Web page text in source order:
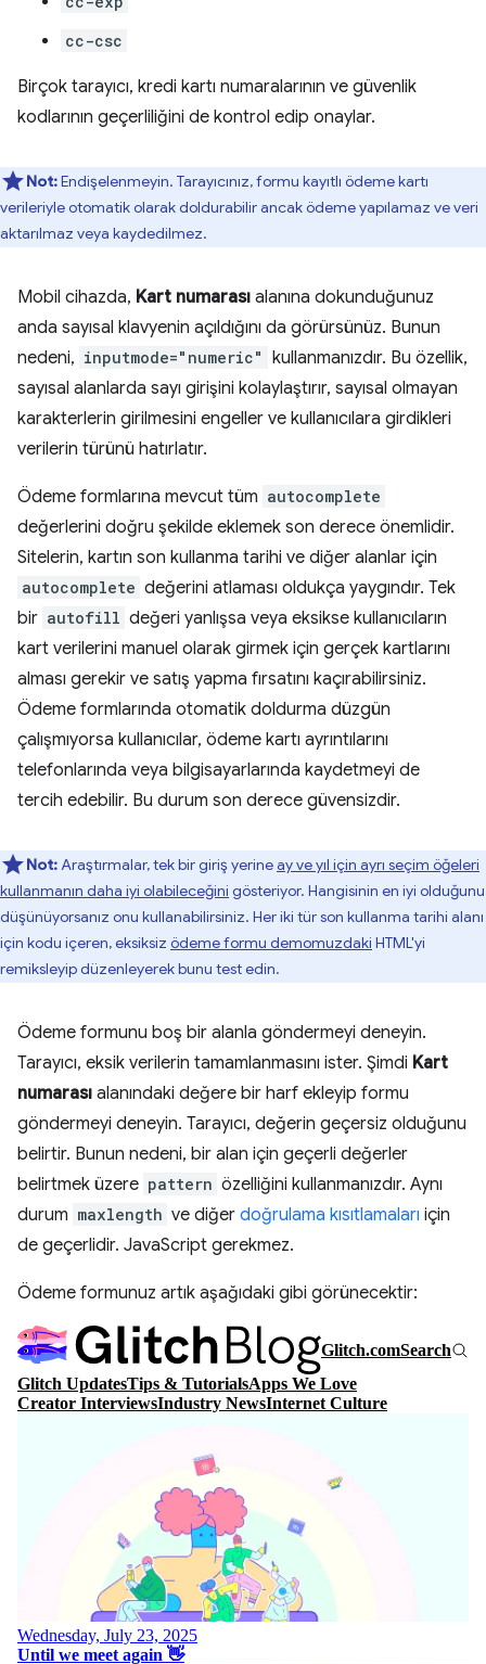
cc-csc
Birçok tarayıcı, kredi kartı numaralarının ve güvenlik
kodlarının geçerliliğini de kontrol edip onaylar.
Not:Endişelenmeyin. Tarayıcınız, formu kayıtlı ödeme kartı
verileriyle otomatik olarak doldurabilir ancak ödeme yapılamaz ve veri
aktarılmaz veya kaydedilmez.
Mobil cihazda, Kart numarası alanına dokunduğunuz
anda sayısal klavyenin açıldığını da görürsünüz. Bunun
nedeni, inputmode="numeric" kullanmanızdır. Bu özellik,
sayısal alanlarda sayı girişini kolaylaştırır, sayısal olmayan
karakterlerin girilmesini engeller ve kullanıcılara girdikleri
verilerin türünü hatırlatır.
Ödeme formlarına mevcut tüm autocomplete
değerlerini doğru şekilde eklemek son derece önemlidir.
Sitelerin, kartın son kullanma tarihi ve diğer alanlar için
autocomplete değerini atlaması oldukça yaygındır. Tek
bir autofill değeri yanlışsa veya eksikse kullanıcıların
kart verilerini manuel olarak girmek için gerçek kartlarını
alması gerekir ve satış yapma fırsatını kaçırabilirsiniz.
Ödeme formlarında otomatik doldurma düzgün
çalışmıyorsa kullanıcılar, ödeme kartı ayrıntılarını
telefonlarında veya bilgisayarlarında kaydetmeyi de
tercih edebilir. Bu durum son derece güvensizdir.
Not:Araştırmalar, tek bir giriş yerineay ve yıl için ayrı seçim öğeleri
kullanmanın daha iyi olabileceğini gösteriyor. Hangisinin en iyi olduğunu
düşünüyorsanız onu kullanabilirsiniz. Her iki tür son kullanma tarihi alanı
için kodu içeren, eksiksiz ödeme formu demomuzdaki HTML'yi
remiksleyip düzenleyerek bunu test edin.
Ödeme formunu boş bir alanla göndermeyi deneyin.
Tarayıcı, eksik verilerin tamamlanmasını ister. Şimdi Kart
numarası alanındaki değere bir harf ekleyip formu
göndermeyi deneyin. Tarayıcı, değerin geçersiz olduğunu
belirtir. Bunun nedeni, bir alan için geçerli değerler
belirtmek üzere pattern özelliğini kullanmanızdır. Aynı
durum maxlength ve diğer doğrulama kısıtlamaları için
de geçerlidir. JavaScript gerekmez.
Ödeme formunuz artık aşağıdaki gibi görünecektir: